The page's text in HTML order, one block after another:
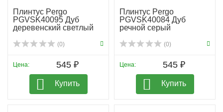
Плинтус Pergo
PGVSK40095 Дуб
деревенский светлый
(0)
Цена: 545 ₽
Купить
Плинтус Pergo
PGVSK40084 Дуб
речной серый
(0)
Цена: 545 ₽
Купить